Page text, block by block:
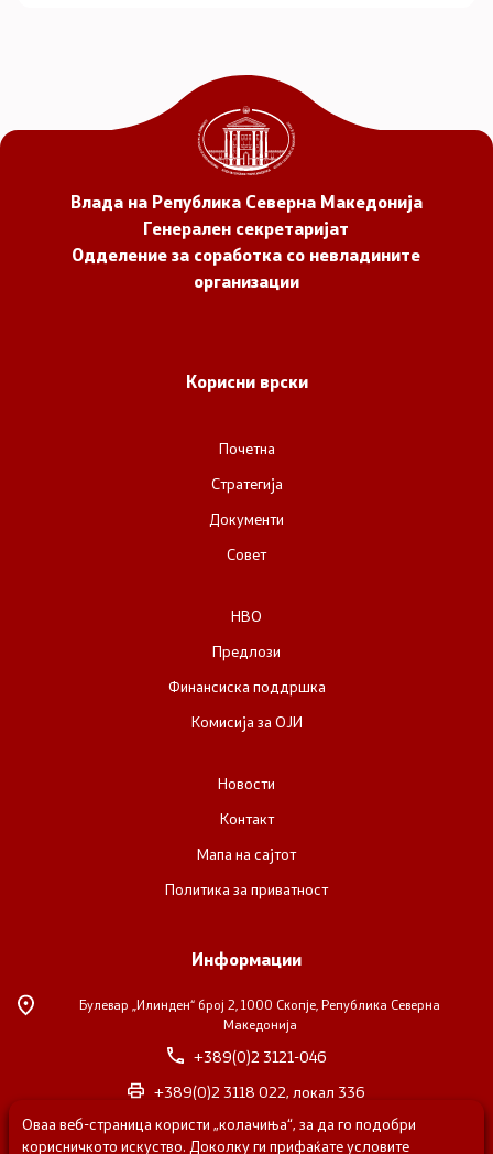
Влада на Република Северна Македонија
Генерален секретаријат
Одделение за соработка со невладините
организации
Корисни врски
Почетна
Стратегија
Документи
Совет
НВО
Предлози
Финансиска поддршка
Комисија за ОЈИ
Новости
Контакт
Мапа на сајтот
Политика за приватност
Информации
Булевар „Илинден“ број 2, 1000 Скопје, Република Северна
Македонија
+389(0)2 3121-046
+389(0)2 3118 022, локал 336
nvosorabotka@gs.gov.mk
Оваа веб-страница користи „колачиња“, за да го подобри
корисничкото искуство. Доколку ги прифаќате условите